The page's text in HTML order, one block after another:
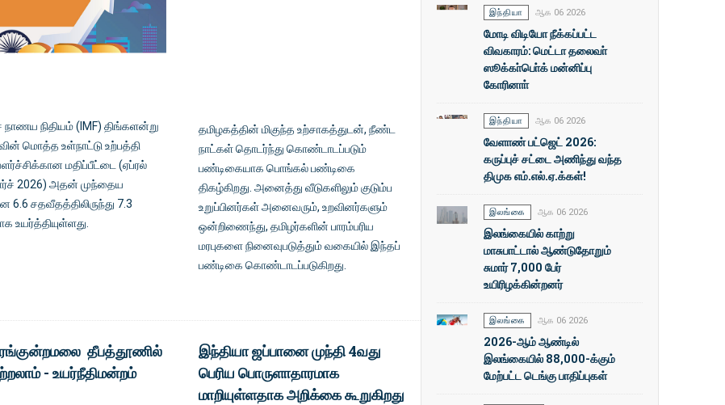
நாணய நிதியம் (IMF) திங்களன்று
மொத்த உள்நாட்டு உற்பத்தி
மதிப்பீட்டை (ஏப்ரல்
2026) அதன் முந்தைய
6.6 சதவீதத்திலிருந்து 7.3
உயர்த்தியுள்ளது.
தமிழகத்தின் மிகுந்த உற்சாகத்துடன், நீண்ட
நாட்கள் தொடர்ந்து கொண்டாடப்படும்
பண்டிகையாக பொங்கல் பண்டிகை
திகழ்கிறது. அனைத்து வீடுகளிலும் குடும்ப
உறுப்பினர்கள் அனைவரும், உறவினர்களும்
ஒன்றிணைந்து, தமிழர்களின் பாரம்பரிய
மரபுகளை நினைவுபடுத்தும் வகையில் இந்தப்
பண்டிகை கொண்டாடப்படுகிறது.
தீபத்தூணில்
- உயர்நீதிமன்றம்
இந்தியா ஜப்பானை முந்தி 4வது
பெரிய பொருளாதாரமாக
மாறியுள்ளதாக அறிக்கை கூறுகிறது
இந்தியா ஆக 06 2026
மோடி விடியோ நீக்கப்பட்ட
விவகாரம்: மெட்டா தலைவா்
ஸூக்கா்பொ்க் மன்னிப்பு
கோரினாா்
இந்தியா ஆக 06 2026
வேளாண் பட்ஜெட் 2026:
கருப்புச் சட்டை அணிந்து வந்த
திமுக எம்.எல்.ஏ.க்கள்!
இலங்கை ஆக 06 2026
இலங்கையில் காற்று
மாசுபாட்டால் ஆண்டுதோறும்
சுமார் 7,000 பேர்
உயிரிழக்கின்றனர்
இலங்கை ஆக 06 2026
2026-ஆம் ஆண்டில்
இலங்கையில் 88,000-க்கும்
மேற்பட்ட டெங்கு பாதிப்புகள்